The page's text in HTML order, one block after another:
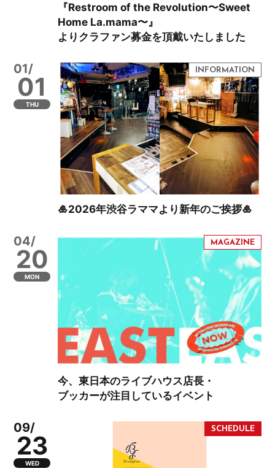
『Restroom of the Revolution〜Sweet
Home La.mama〜』
よりクラファン募金を頂戴いたしました
01/
01
THU
🎍2026年渋谷ラママより新年のご挨拶🎍
04/
20
MON
今、東日本のライブハウス店長・
ブッカーが注目しているイベント
09/
23
WED